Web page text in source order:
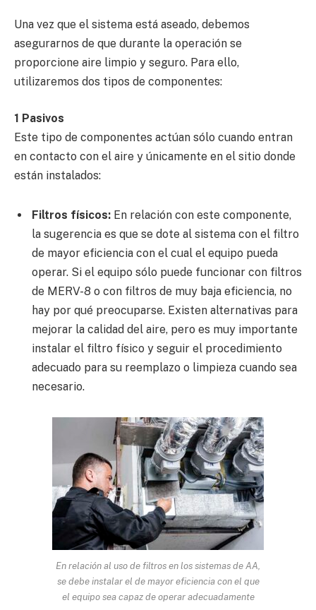
Una vez que el sistema está aseado, debemos
asegurarnos de que durante la operación se
proporcione aire limpio y seguro. Para ello,
utilizaremos dos tipos de componentes:
1 Pasivos
Este tipo de componentes actúan sólo cuando entran
en contacto con el aire y únicamente en el sitio donde
están instalados:
Filtros físicos: En relación con este componente,
la sugerencia es que se dote al sistema con el filtro
de mayor eficiencia con el cual el equipo pueda
operar. Si el equipo sólo puede funcionar con filtros
de MERV-8 o con filtros de muy baja eficiencia, no
hay por qué preocuparse. Existen alternativas para
mejorar la calidad del aire, pero es muy importante
instalar el filtro físico y seguir el procedimiento
adecuado para su reemplazo o limpieza cuando sea
necesario.
En relación al uso de filtros en los sistemas de AA,
se debe instalar el de mayor eficiencia con el que
el equipo sea capaz de operar adecuadamente